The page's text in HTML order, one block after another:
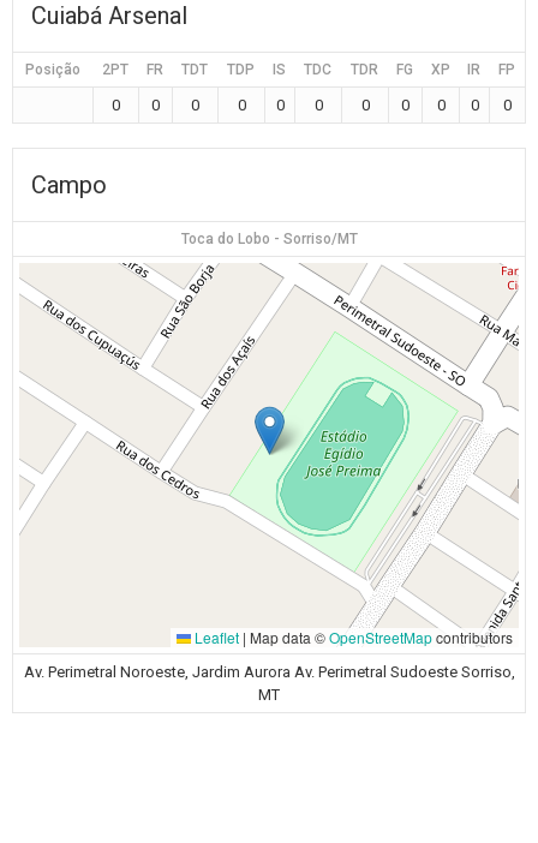
Cuiabá Arsenal
Posição 2PT FR TDT TDP IS TDC TDR FG XP IR FP
0 0 0 0 0 0 0 0 0 0 0
Campo
Toca do Lobo - Sorriso/MT
Leaflet | Map data ©OpenStreetMapcontributors
Av. Perimetral Noroeste, Jardim Aurora Av. Perimetral Sudoeste Sorriso,
MT